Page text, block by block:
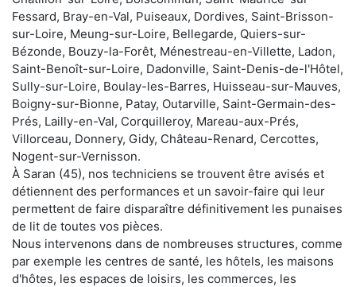
Fessard, Bray-en-Val, Puiseaux, Dordives, Saint-Brisson-
sur-Loire, Meung-sur-Loire, Bellegarde, Quiers-sur-
Bézonde, Bouzy-la-Forêt, Ménestreau-en-Villette, Ladon,
Saint-Benoît-sur-Loire, Dadonville, Saint-Denis-de-l'Hôtel,
Sully-sur-Loire, Boulay-les-Barres, Huisseau-sur-Mauves,
Boigny-sur-Bionne, Patay, Outarville, Saint-Germain-des-
Prés, Lailly-en-Val, Corquilleroy, Mareau-aux-Prés,
Villorceau, Donnery, Gidy, Château-Renard, Cercottes,
Nogent-sur-Vernisson.
À Saran (45), nos techniciens se trouvent être avisés et
détiennent des performances et un savoir-faire qui leur
permettent de faire disparaître définitivement les punaises
de lit de toutes vos pièces.
Nous intervenons dans de nombreuses structures, comme
par exemple les centres de santé, les hôtels, les maisons
d'hôtes, les espaces de loisirs, les commerces, les